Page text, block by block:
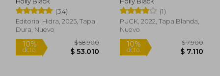
(34)
Editorial Hidra, 2025, Tapa
Dura, Nuevo
Rápido (1)
PUCK, 2022, Tapa Blanda,
Nuevo